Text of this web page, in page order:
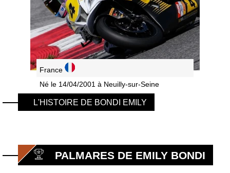
France
Né le 14/04/2001 à Neuilly-sur-Seine
L'HISTOIRE DE BONDI EMILY
PALMARES DE EMILY BONDI